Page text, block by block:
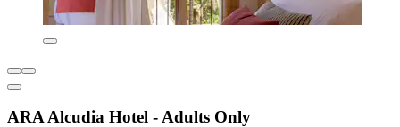
ARA Alcudia Hotel - Adults Only